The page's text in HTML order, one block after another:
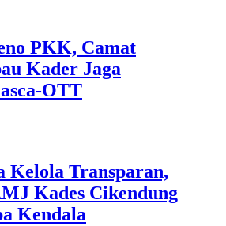
PKK, Camat
Kader Jaga
OTT
Kelola Transparan,
Kades Cikendung
Kendala